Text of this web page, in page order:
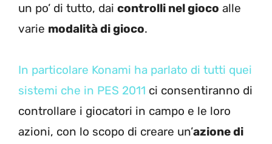
un po’ di tutto, dai controlli nel gioco alle
varie modalità di gioco.
In particolare Konami ha parlato di tutti quei
sistemi che in PES 2011 ci consentiranno di
controllare i giocatori in campo e le loro
azioni, con lo scopo di creare un’azione di